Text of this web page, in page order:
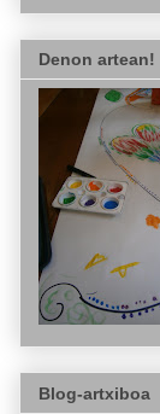
Denon artean!
Blog-artxiboa